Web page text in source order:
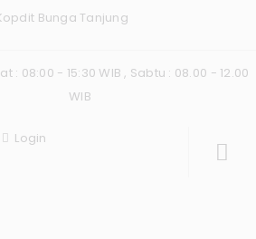
Bunga Tanjung
: 08:00 - 15:30 WIB , Sabtu : 08.00 - 12.00
WIB
Login